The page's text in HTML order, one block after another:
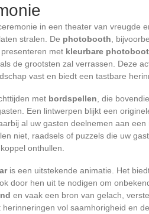
in een theater van vreugde
stralen. De photobooth ,
met kleurbare
de grootsten zal verrassen. Deze
vast en biedt een tastbare
met bordspellen , die
Een lintwerpen blijkt een
al uw gasten deelnemen aan een
niet, raadsels of puzzels die uw
onthullen.
is een uitstekende animatie. Het
door hen uit te nodigen om
en vaak een bron van gelach,
vol saamhorigheid en